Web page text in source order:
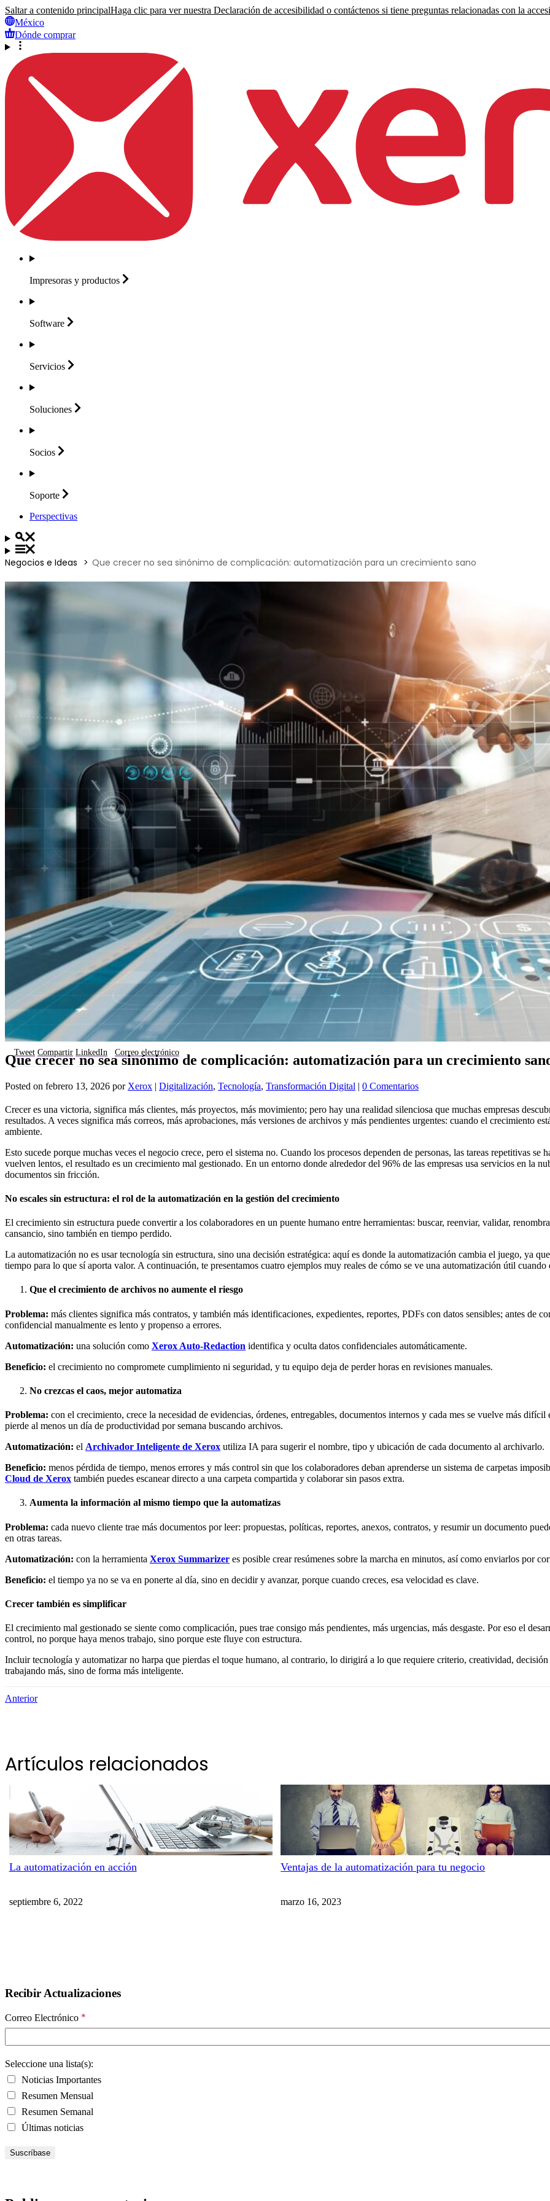
Saltar a contenido principalHaga clic para ver nuestra Declaración de accesibilidad o contáctenos si tiene preguntas relacionadas con la
México
Dónde comprar
Impresoras y productos
Software
Servicios
Soluciones
Socios
Soporte
Perspectivas
Negocios e Ideas Que crecer no sea sinónimo de complicación: automatización para un crecimiento sano
Tweet Compartir LinkedIn Correo electrónico
Que crecer no sea sinónimo de complicación: automatización para un crecimiento
Posted on febrero 13, 2026 por Xerox | Digitalización, Tecnología, Transformación Digital | 0 Comentarios
Crecer es una victoria, significa más clientes, más proyectos, más movimiento; pero hay una realidad silenciosa que muchas empresas
resultados. A veces significa más correos, más aprobaciones, más versiones de archivos y más pendientes urgentes: cuando el crecimiento
ambiente.
Esto sucede porque muchas veces el negocio crece, pero el sistema no. Cuando los procesos dependen de personas, las tareas repetitivas
vuelven lentos, el resultado es un crecimiento mal gestionado. En un entorno donde alrededor del 96% de las empresas usa servicios en la
documentos sin fricción.
No escales sin estructura: el rol de la automatización en la gestión del crecimiento
El crecimiento sin estructura puede convertir a los colaboradores en un puente humano entre herramientas: buscar, reenviar, validar,
cansancio, sino también en tiempo perdido.
La automatización no es usar tecnología sin estructura, sino una decisión estratégica: aquí es donde la automatización cambia el juego, ya
tiempo para lo que sí aporta valor. A continuación, te presentamos cuatro ejemplos muy reales de cómo se ve una automatización útil cuando
Que el crecimiento de archivos no aumente el riesgo
Problema: más clientes significa más contratos, y también más identificaciones, expedientes, reportes, PDFs con datos sensibles; antes de
confidencial manualmente es lento y propenso a errores.
Automatización: una solución como Xerox Auto‑Redaction identifica y oculta datos confidenciales automáticamente.
Beneficio: el crecimiento no compromete cumplimiento ni seguridad, y tu equipo deja de perder horas en revisiones manuales.
No crezcas el caos, mejor automatiza
Problema: con el crecimiento, crece la necesidad de evidencias, órdenes, entregables, documentos internos y cada mes se vuelve más
pierde al menos un día de productividad por semana buscando archivos.
Automatización: el Archivador Inteligente de Xerox utiliza IA para sugerir el nombre, tipo y ubicación de cada documento al archivarlo.
Beneficio: menos pérdida de tiempo, menos errores y más control sin que los colaboradores deban aprenderse un sistema de carpetas
Cloud de Xerox también puedes escanear directo a una carpeta compartida y colaborar sin pasos extra.
Aumenta la información al mismo tiempo que la automatizas
Problema: cada nuevo cliente trae más documentos por leer: propuestas, políticas, reportes, anexos, contratos, y resumir un documento
en otras tareas.
Automatización: con la herramienta Xerox Summarizer es posible crear resúmenes sobre la marcha en minutos, así como enviarlos por
Beneficio: el tiempo ya no se va en ponerte al día, sino en decidir y avanzar, porque cuando creces, esa velocidad es clave.
Crecer también es simplificar
El crecimiento mal gestionado se siente como complicación, pues trae consigo más pendientes, más urgencias, más desgaste. Por eso el
control, no porque haya menos trabajo, sino porque este fluye con estructura.
Incluir tecnología y automatizar no harpa que pierdas el toque humano, al contrario, lo dirigirá a lo que requiere criterio, creatividad,
trabajando más, sino de forma más inteligente.
Anterior
Artículos relacionados
La automatización en acción
septiembre 6, 2022
Ventajas de la automatización para tu negocio
marzo 16, 2023
Recibir Actualizaciones
Correo Electrónico *
Seleccione una lista(s):
Noticias Importantes
Resumen Mensual
Resumen Semanal
Últimas noticias